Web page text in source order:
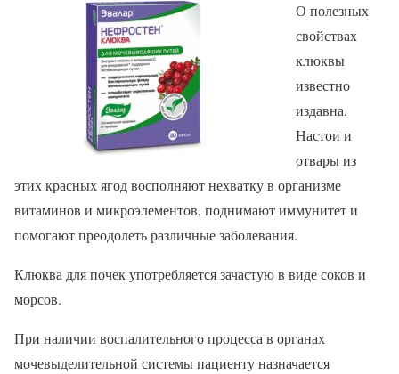
О полезных
свойствах
клюквы
известно
издавна.
Настои и
отвары из
этих красных ягод восполняют нехватку в организме
витаминов и микроэлементов, поднимают иммунитет и
помогают преодолеть различные заболевания.
Клюква для почек употребляется зачастую в виде соков и
морсов.
При наличии воспалительного процесса в органах
мочевыделительной системы пациенту назначается